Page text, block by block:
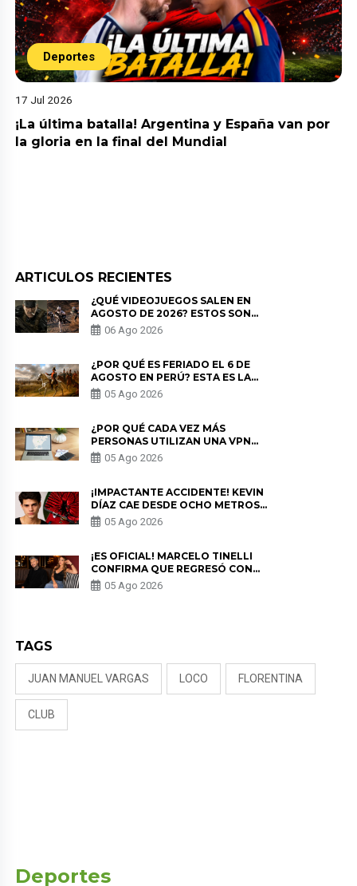
Deportes
17 Jul 2026
¡La última batalla! Argentina y España van por
la gloria en la final del Mundial
ARTICULOS RECIENTES
¿QUÉ VIDEOJUEGOS SALEN EN
AGOSTO DE 2026? ESTOS SON
LOS ESTRENOS MÁS ESPERADOS
06 Ago 2026
¿POR QUÉ ES FERIADO EL 6 DE
AGOSTO EN PERÚ? ESTA ES LA
HISTORIA
05 Ago 2026
¿POR QUÉ CADA VEZ MÁS
PERSONAS UTILIZAN UNA VPN
PARA PROTEGER SU
PRIVACIDAD?
05 Ago 2026
¡IMPACTANTE ACCIDENTE! KEVIN
DÍAZ CAE DESDE OCHO METROS
EN “ESTO ES GUERRA” Y GENERA
PREOCUPACIÓN
05 Ago 2026
¡ES OFICIAL! MARCELO TINELLI
CONFIRMA QUE REGRESÓ CON
MILETT FIGUEROA: “EL AMOR
PUDO MÁS”
05 Ago 2026
TAGS
JUAN MANUEL VARGAS LOCO FLORENTINA
CLUB
Deportes